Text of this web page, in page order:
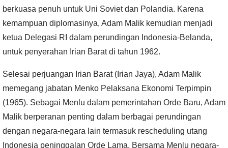
berkuasa penuh untuk Uni Soviet dan Polandia. Karena
kemampuan diplomasinya, Adam Malik kemudian menjadi
ketua Delegasi RI dalam perundingan Indonesia-Belanda,
untuk penyerahan Irian Barat di tahun 1962.
Selesai perjuangan Irian Barat (Irian Jaya), Adam Malik
memegang jabatan Menko Pelaksana Ekonomi Terpimpin
(1965). Sebagai Menlu dalam pemerintahan Orde Baru, Adam
Malik berperanan penting dalam berbagai perundingan
dengan negara-negara lain termasuk rescheduling utang
Indonesia peninggalan Orde Lama. Bersama Menlu negara-